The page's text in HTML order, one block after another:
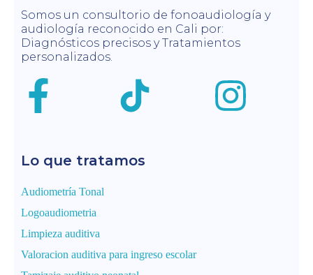
Somos un consultorio de fonoaudiología y
audiología reconocido en Cali por:
Diagnósticos precisos y Tratamientos
personalizados.
Lo que tratamos
Audiometría Tonal
Logoaudiometria
Limpieza auditiva
Valoracion auditiva para ingreso escolar